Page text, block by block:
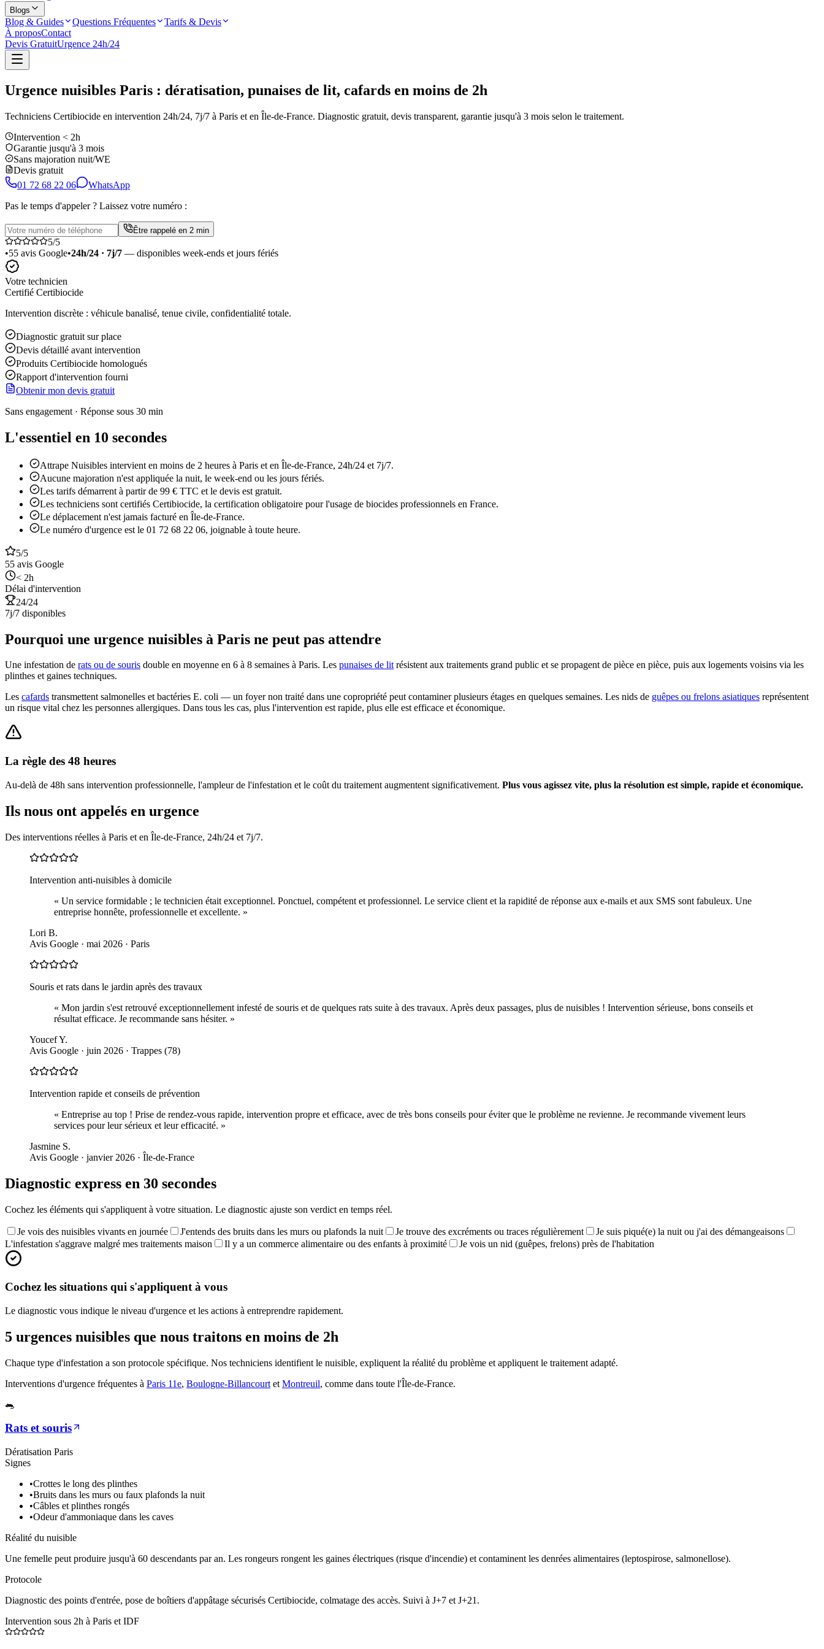
Blogs
Blog & Guides Questions Fréquentes
Tarifs & Devis
À proposContact
Devis GratuitUrgence 24h/24
Urgence nuisibles Paris : dératisation, punaises de lit, cafards en moins de 2h
Techniciens Certibiocide en intervention 24h/24, 7j/7 à Paris et en Île-de-France. Diagnostic gratuit, devis transparent, garantie jusqu'à 3 mois selon le traitement.
Intervention < 2h
Garantie jusqu'à 3 mois
Sans majoration nuit/WE
Devis gratuit
01 72 68 22 06
WhatsApp
Pas le temps d'appeler ? Laissez votre numéro :
Être rappelé en 2 min
5/5
•55 avis Google•24h/24 · 7j/7 — disponibles week-ends et jours fériés
Votre technicien
Certifié Certibiocide
Intervention discrète : véhicule banalisé, tenue civile, confidentialité totale.
Diagnostic gratuit sur place
Devis détaillé avant intervention
Produits Certibiocide homologués
Rapport d'intervention fourni
Obtenir mon devis gratuit
Sans engagement · Réponse sous 30 min
L'essentiel en 10 secondes
Attrape Nuisibles intervient en moins de 2 heures à Paris et en Île-de-France, 24h/24 et 7j/7.
Aucune majoration n'est appliquée la nuit, le week-end ou les jours fériés.
Les tarifs démarrent à partir de 99 € TTC et le devis est gratuit.
Les techniciens sont certifiés Certibiocide, la certification obligatoire pour l'usage de biocides professionnels en France.
Le déplacement n'est jamais facturé en Île-de-France.
Le numéro d'urgence est le 01 72 68 22 06, joignable à toute heure.
5/5
55 avis Google
< 2h
Délai d'intervention
24/24
7j/7 disponibles
Pourquoi une urgence nuisibles à Paris ne peut pas attendre
Une infestation de rats ou de souris double en moyenne en 6 à 8 semaines à Paris. Les punaises de lit résistent aux traitements grand public et se propagent de pièce en pièce, puis aux logements voisins via les
plinthes et gaines techniques.
Les cafards transmettent salmonelles et bactéries E. coli — un foyer non traité dans une copropriété peut contaminer plusieurs étages en quelques semaines. Les nids de guêpes ou frelons asiatiques représentent
un risque vital chez les personnes allergiques. Dans tous les cas, plus l'intervention est rapide, plus elle est efficace et économique.
La règle des 48 heures
Au-delà de 48h sans intervention professionnelle, l'ampleur de l'infestation et le coût du traitement augmentent significativement. Plus vous agissez vite, plus la résolution est simple, rapide et économique.
Ils nous ont appelés en urgence
Des interventions réelles à Paris et en Île-de-France, 24h/24 et 7j/7.
Intervention anti-nuisibles à domicile
« Un service formidable ; le technicien était exceptionnel. Ponctuel, compétent et professionnel. Le service client et la rapidité de réponse aux e-mails et aux SMS sont fabuleux. Une
entreprise honnête, professionnelle et excellente. »
Lori B.
Avis Google · mai 2026 · Paris
Souris et rats dans le jardin après des travaux
« Mon jardin s'est retrouvé exceptionnellement infesté de souris et de quelques rats suite à des travaux. Après deux passages, plus de nuisibles ! Intervention sérieuse, bons conseils et
résultat efficace. Je recommande sans hésiter. »
Youcef Y.
Avis Google · juin 2026 · Trappes (78)
Intervention rapide et conseils de prévention
« Entreprise au top ! Prise de rendez-vous rapide, intervention propre et efficace, avec de très bons conseils pour éviter que le problème ne revienne. Je recommande vivement leurs
services pour leur sérieux et leur efficacité. »
Jasmine S.
Avis Google · janvier 2026 · Île-de-France
Diagnostic express en 30 secondes
Cochez les éléments qui s'appliquent à votre situation. Le diagnostic ajuste son verdict en temps réel.
Je vois des nuisibles vivants en journée J'entends des bruits dans les murs ou plafonds la nuit Je trouve des excréments ou traces régulièrement
Je suis piqué(e) la nuit ou j'ai des démangeaisons
L'infestation s'aggrave malgré mes traitements maison
Il y a un commerce alimentaire ou des enfants à proximité Je vois un nid (guêpes, frelons) près de l'habitation
Cochez les situations qui s'appliquent à vous
Le diagnostic vous indique le niveau d'urgence et les actions à entreprendre rapidement.
5 urgences nuisibles que nous traitons en moins de 2h
Chaque type d'infestation a son protocole spécifique. Nos techniciens identifient le nuisible, expliquent la réalité du problème et appliquent le traitement adapté.
Interventions d'urgence fréquentes à Paris 11e, Boulogne-Billancourt et Montreuil, comme dans toute l'Île-de-France.
🐀
Rats et souris
Dératisation Paris
Signes
•Crottes le long des plinthes
•Bruits dans les murs ou faux plafonds la nuit
•Câbles et plinthes rongés
•Odeur d'ammoniaque dans les caves
Réalité du nuisible
Une femelle peut produire jusqu'à 60 descendants par an. Les rongeurs rongent les gaines électriques (risque d'incendie) et contaminent les denrées alimentaires (leptospirose, salmonellose).
Protocole
Diagnostic des points d'entrée, pose de boîtiers d'appâtage sécurisés Certibiocide, colmatage des accès. Suivi à J+7 et J+21.
Intervention sous 2h à Paris et IDF